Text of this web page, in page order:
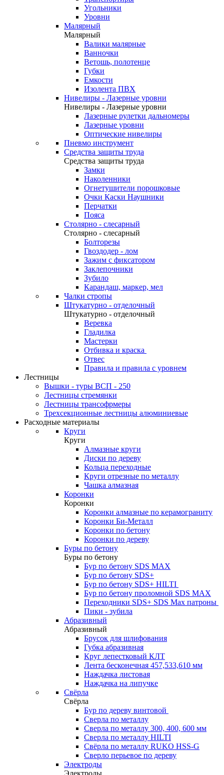
Угольники
Уровни
Малярный
Малярный
Валики малярные
Ванночки
Ветошь, полотенце
Губки
Емкости
Изолента ПВХ
Нивелиры - Лазерные уровни
Нивелиры - Лазерные уровни
Лазерные рулетки дальномеры
Лазерные уровни
Оптические нивелиры
Пневмо инструмент
Средства защиты труда
Средства защиты труда
Замки
Наколенники
Огнетушители порошковые
Очки Каски Наушники
Перчатки
Пояса
Столярно - слесарный
Столярно - слесарный
Болторезы
Гвоздодер - лом
Зажим с фиксатором
Заклепочники
Зубило
Карандаш, маркер, мел
Чалки стропы
Штукатурно - отделочный
Штукатурно - отделочный
Веревка
Гладилка
Мастерки
Отбивка и краска
Отвес
Правила и правила с уровнем
Лестницы
Вышки - туры ВСП - 250
Лестницы стремянки
Лестницы трансофрмеры
Трехсекционные лестницы алюминиевые
Расходные материалы
Круги
Круги
Алмазные круги
Диски по дереву
Кольца переходные
Круги отрезные по металлу
Чашка алмазная
Коронки
Коронки
Коронки алмазные по керамограниту
Коронки Би-Металл
Коронки по бетону
Коронки по дереву
Буры по бетону
Буры по бетону
Бур по бетону SDS MAX
Бур по бетону SDS+
Бур по бетону SDS+ HILTI
Бур по бетону проломной SDS MAX
Переходники SDS+ SDS Max патроны
Пики - зубила
Абразивный
Абразивный
Брусок для шлифования
Губка абразивная
Круг лепестковый КЛТ
Лента бесконечная 457,533,610 мм
Наждачка листовая
Наждачка на липучке
Свёрла
Свёрла
Бур по дереву винтовой
Сверла по металлу
Сверла по металлу 300, 400, 600 мм
Сверла по металлу HILTI
Свёрла по металлу RUKO HSS-G
Сверло перьевое по дереву
Электроды
Электроды